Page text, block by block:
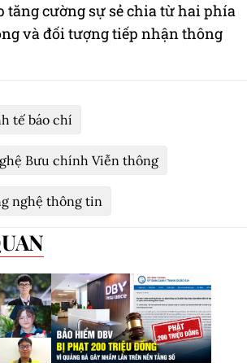
tăng cường sự sẻ chia từ hai phía
và đối tượng tiếp nhận thông
tế báo chí
Bưu chính Viễn thông
nghệ thông tin